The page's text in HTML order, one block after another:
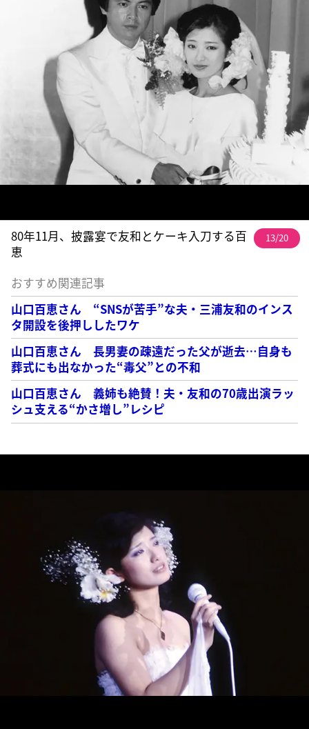
80年11月、披露宴で友和とケーキ入刀する百
恵
13/20
おすすめ関連記事
山口百恵さん “SNSが苦手”な夫・三浦友和のインス
タ開設を後押ししたワケ
山口百恵さん 長男妻の疎遠だった父が逝去…自身も
葬式にも出なかった“毒父”との不和
山口百恵さん 義姉も絶賛！夫・友和の70歳出演ラッ
シュ支える“かさ増し”レシピ